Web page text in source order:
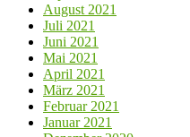
August 2021
Juli 2021
Juni 2021
Mai 2021
April 2021
März 2021
Februar 2021
Januar 2021